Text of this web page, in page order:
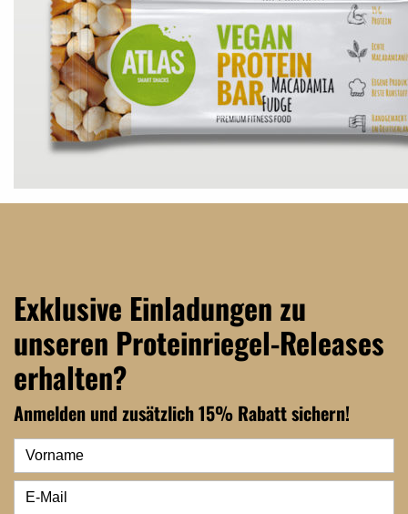
Exklusive Einladungen zu
unseren Proteinriegel-Releases
erhalten?
Anmelden und zusätzlich 15% Rabatt sichern!